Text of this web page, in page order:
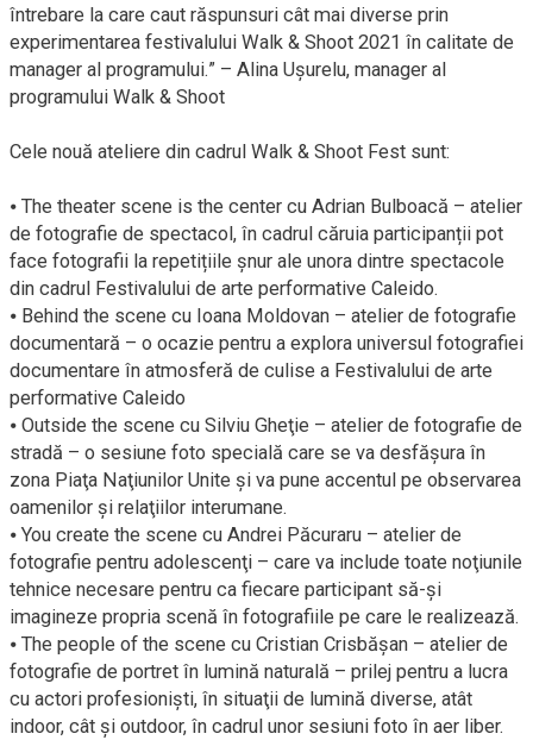
întrebare la care caut răspunsuri cât mai diverse prin
experimentarea festivalului Walk & Shoot 2021 în calitate de
manager al programului.” – Alina Uşurelu, manager al
programului Walk & Shoot
Cele nouă ateliere din cadrul Walk & Shoot Fest sunt:
⦁ The theater scene is the center cu Adrian Bulboacă – atelier
de fotografie de spectacol, în cadrul căruia participanții pot
face fotografii la repetițiile șnur ale unora dintre spectacole
din cadrul Festivalului de arte performative Caleido.
⦁ Behind the scene cu Ioana Moldovan – atelier de fotografie
documentară – o ocazie pentru a explora universul fotografiei
documentare în atmosferă de culise a Festivalului de arte
performative Caleido
⦁ Outside the scene cu Silviu Gheţie – atelier de fotografie de
stradă – o sesiune foto specială care se va desfăşura în
zona Piaţa Naţiunilor Unite şi va pune accentul pe observarea
oamenilor şi relaţiilor interumane.
⦁ You create the scene cu Andrei Păcuraru – atelier de
fotografie pentru adolescenţi – care va include toate noţiunile
tehnice necesare pentru ca fiecare participant să-și
imagineze propria scenă în fotografiile pe care le realizează.
⦁ The people of the scene cu Cristian Crisbăşan – atelier de
fotografie de portret în lumină naturală – prilej pentru a lucra
cu actori profesionişti, în situaţii de lumină diverse, atât
indoor, cât şi outdoor, în cadrul unor sesiuni foto în aer liber.